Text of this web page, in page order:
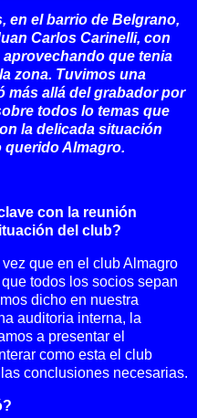
en el barrio de Belgrano,
Carlos Carinelli, con
que tenia
zona. Tuvimos una
más allá del grabador por
todos lo temas que
la delicada situación
Almagro.
con la reunión
del club?
que en el club Almagro
todos los socios sepan
dicho en nuestra
auditoria interna, la
a presentar el
como esta el club
conclusiones necesarias.